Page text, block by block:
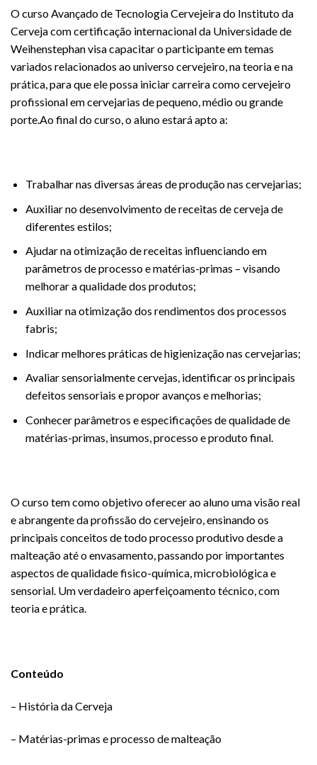
O curso Avançado de Tecnologia Cervejeira do Instituto da
Cerveja com certificação internacional da Universidade de
Weihenstephan visa capacitar o participante em temas
variados relacionados ao universo cervejeiro, na teoria e na
prática, para que ele possa iniciar carreira como cervejeiro
profissional em cervejarias de pequeno, médio ou grande
porte.Ao final do curso, o aluno estará apto a:
Trabalhar nas diversas áreas de produção nas cervejarias;
Auxiliar no desenvolvimento de receitas de cerveja de
diferentes estilos;
Ajudar na otimização de receitas influenciando em
parâmetros de processo e matérias-primas – visando
melhorar a qualidade dos produtos;
Auxiliar na otimização dos rendimentos dos processos
fabris;
Indicar melhores práticas de higienização nas cervejarias;
Avaliar sensorialmente cervejas, identificar os principais
defeitos sensoriais e propor avanços e melhorias;
Conhecer parâmetros e especificações de qualidade de
matérias-primas, insumos, processo e produto final.
O curso tem como objetivo oferecer ao aluno uma visão real
e abrangente da profissão do cervejeiro, ensinando os
principais conceitos de todo processo produtivo desde a
malteação até o envasamento, passando por importantes
aspectos de qualidade fisico-química, microbiológica e
sensorial. Um verdadeiro aperfeiçoamento técnico, com
teoria e prática.
Conteúdo
– História da Cerveja
– Matérias-primas e processo de malteação